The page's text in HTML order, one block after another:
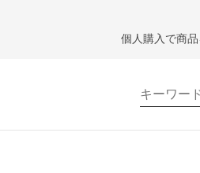
個人購入で商